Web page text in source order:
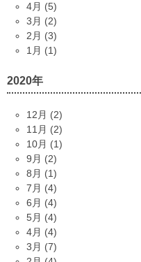
4月 (5)
3月 (2)
2月 (3)
1月 (1)
2020年
12月 (2)
11月 (2)
10月 (1)
9月 (2)
8月 (1)
7月 (4)
6月 (4)
5月 (4)
4月 (4)
3月 (7)